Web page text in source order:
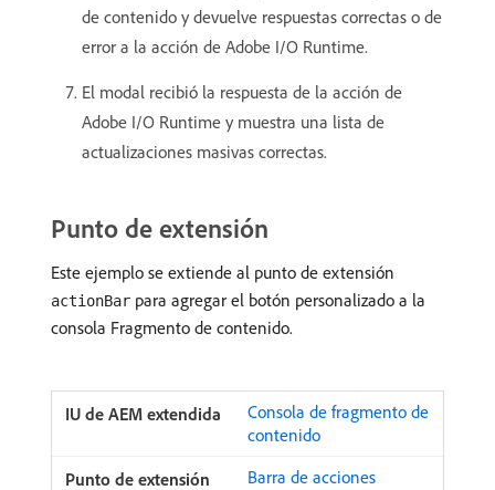
de contenido y devuelve respuestas correctas o de
error a la acción de Adobe I/O Runtime.
El modal recibió la respuesta de la acción de
Adobe I/O Runtime y muestra una lista de
actualizaciones masivas correctas.
Punto de extensión
Este ejemplo se extiende al punto de extensión
actionBar para agregar el botón personalizado a la
consola Fragmento de contenido.
Consola de fragmento de
contenido
Barra de acciones